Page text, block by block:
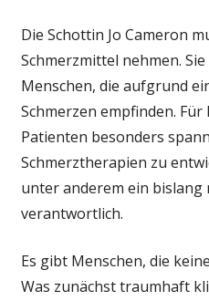
Die Schottin Jo Cameron
Schmerzmittel nehmen.
Menschen, die aufgrund
Schmerzen empfinden. Für
Patienten besonders
Schmerztherapien zu
unter anderem ein bislang
verantwortlich.
Es gibt Menschen, die
Was zunächst traumhaft